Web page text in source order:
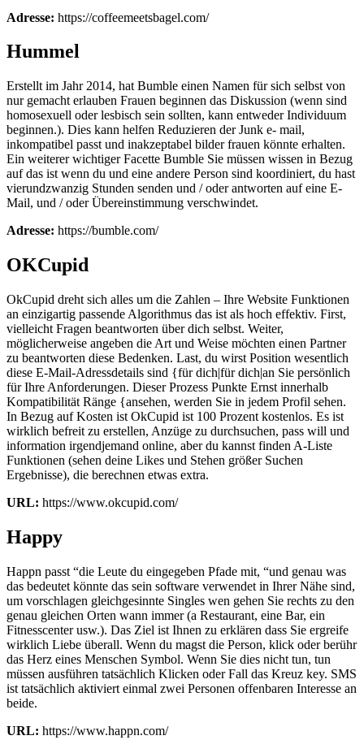
Adresse: https://coffeemeetsbagel.com/
Hummel
Erstellt im Jahr 2014, hat Bumble einen Namen für sich selbst von
nur gemacht erlauben Frauen beginnen das Diskussion (wenn sind
homosexuell oder lesbisch sein sollten, kann entweder Individuum
beginnen.). Dies kann helfen Reduzieren der Junk e- mail,
inkompatibel passt und inakzeptabel bilder frauen könnte erhalten.
Ein weiterer wichtiger Facette Bumble Sie müssen wissen in Bezug
auf das ist wenn du und eine andere Person sind koordiniert, du hast
vierundzwanzig Stunden senden und / oder antworten auf eine E-
Mail, und / oder Übereinstimmung verschwindet.
Adresse: https://bumble.com/
OKCupid
OkCupid dreht sich alles um die Zahlen – Ihre Website Funktionen
an einzigartig passende Algorithmus das ist als hoch effektiv. First,
vielleicht Fragen beantworten über dich selbst. Weiter,
möglicherweise angeben die Art und Weise möchten einen Partner
zu beantworten diese Bedenken. Last, du wirst Position wesentlich
diese E-Mail-Adressdetails sind {für dich|für dich|an Sie persönlich
für Ihre Anforderungen. Dieser Prozess Punkte Ernst innerhalb
Kompatibilität Ränge {ansehen, werden Sie in jedem Profil sehen.
In Bezug auf Kosten ist OkCupid ist 100 Prozent kostenlos. Es ist
wirklich befreit zu erstellen, Anzüge zu durchsuchen, pass will und
information irgendjemand online, aber du kannst finden A-Liste
Funktionen (sehen deine Likes und Stehen größer Suchen
Ergebnisse), die berechnen etwas extra.
URL: https://www.okcupid.com/
Happy
Happn passt “die Leute du eingegeben Pfade mit, “und genau was
das bedeutet könnte das sein software verwendet in Ihrer Nähe sind,
um vorschlagen gleichgesinnte Singles wen gehen Sie rechts zu den
genau gleichen Orten wann immer (a Restaurant, eine Bar, ein
Fitnesscenter usw.). Das Ziel ist Ihnen zu erklären dass Sie ergreife
wirklich Liebe überall. Wenn du magst die Person, klick oder berühr
das Herz eines Menschen Symbol. Wenn Sie dies nicht tun, tun
müssen ausführen tatsächlich Klicken oder Fall das Kreuz key. SMS
ist tatsächlich aktiviert einmal zwei Personen offenbaren Interesse an
beide.
URL: https://www.happn.com/